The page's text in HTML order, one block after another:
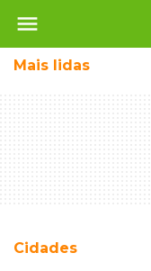
menu
Mais lidas
Cidades